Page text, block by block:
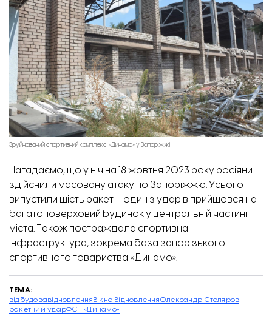
Зруйнований спортивний комплекс «Динамо» у Запоріжжі
Нагадаємо, що у ніч на 18 жовтня 2023 року росіяни
здійснили масовану атаку по Запоріжжю. Усього
випустили шість ракет – один з ударів прийшовся на
багатоповерховий будинок у центральній частині
міста. Також постраждала спортивна
інфраструктура, зокрема база запорізького
спортивного товариства «Динамо».
ТЕМА:
відбудовавідновлення Вікно ВідновленняОлександр Столяров
ракетний ударФСТ «Динамо»